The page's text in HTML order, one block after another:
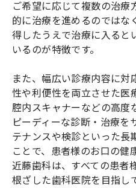
ご希望に応じて複数の治
的に治療を進めるのではな
得したうえで治療に入ると
いるのが特徴です。
また、幅広い診療内容に
性や利便性を両立させた医
腔内スキャナーなどの高度
ピーディーな診断・治療を
テナンスや検診といった長
ことで、患者様のお口の健
近藤歯科は、すべての患者
根ざした歯科医院を目指し